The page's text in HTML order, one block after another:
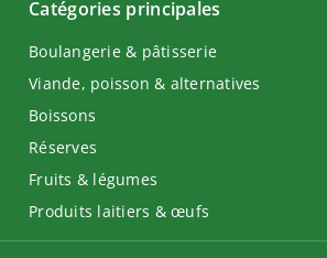
Catégories principales
Boulangerie & pâtisserie
Viande, poisson & alternatives
Boissons
Réserves
Fruits & légumes
Produits laitiers & œufs